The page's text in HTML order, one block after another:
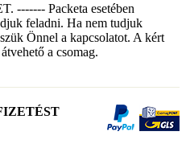
------- Packeta esetében
feladni. Ha nem tudjuk
Önnel a kapcsolatot. A kért
a csomag.